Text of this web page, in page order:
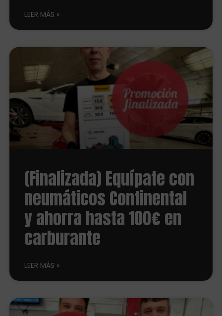
LEER MÁS
(Finalizada) Equípate con
neumáticos Continental
y ahorra hasta 100€ en
carburante
LEER MÁS